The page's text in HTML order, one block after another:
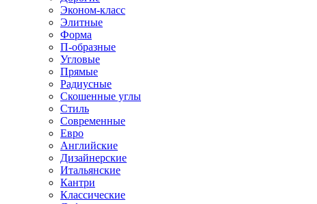
Эконом-класс
Элитные
Форма
П-образные
Угловые
Прямые
Радиусные
Скошенные углы
Стиль
Современные
Евро
Английские
Дизайнерские
Итальянские
Кантри
Классические